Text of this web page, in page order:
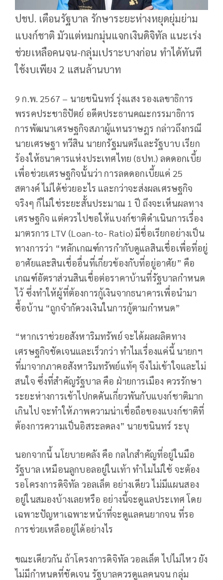
ปชป. เตือนรัฐบาล รักษาระยะห่างหยุดยุ่มย่าม
แบงก์ชาติ มัวแต่หมกมุ่นแจกเงินดิจิทัล แนะเร่ง
ช่วยเหลือคนจน-กลุ่มเปราะบางก่อน ทำได้ทันที
ใช้งบเพียง 2 แสนล้านบาท
9 ก.พ. 2567 – นายชนินทร์ รุ่งแสง รองเลขาธิการ
พรรคประชาธิปัตย์ อดีตประธานคณะกรรมาธิการ
การพัฒนาเศรษฐกิจสภาผู้แทนราษฎร กล่าวถึงกรณี
นายเศรษฐา ทวีสิน นายกรัฐมนตรีและรัฐบาบ เรียก
ร้องให้ธนาคารแห่งประเทศไทย (ธปท.) ลดดอกเบี้ย
เพื่อช่วยเศรษฐกิจนั้นว่า การลดดอกเบี้ยแค่ 25
สตางค์ ไม่ได้ช่วยอะไร และกว่าจะส่งผลเศรษฐกิจ
จริงๆ ก็ไม่ใช่ระยะสั้นประมาณ 1 ปี ถึงจะเห็นผลทาง
เศรษฐกิจ แต่ควรไปขอให้แบงก์ชาติดำเนินการเรื่อง
มาตรการ LTV (Loan-to- Ratio) มีชื่อเรียกอย่างเป็น
ทางการว่า “หลักเกณฑ์การกำกับดูแลสินเชื่อเพื่อที่อยู่
อาศัยและสินเชื่ออื่นที่เกี่ยวข้องกับที่อยู่อาศัย” คือ
เกณฑ์อัตราส่วนสินเชื่อต่อราคาบ้านที่รัฐบาลกำหนด
ไว้ ซึ่งทำให้ผู้ที่ต้องการกู้เงินจากธนาคารเพื่อนำมา
ซื้อบ้าน “ถูกจำกัดวงเงินในการกู้ตามกำหนด”
“หากเราช่วยอสังหาริมทรัพย์ จะได้ผลผลิตทาง
เศรษฐกิจชัดเจนและเร็วกว่า ทำไมเรื่องแค่นี้ นายกฯ
ที่มาจากภาคอสังหาริมทรัพย์แท้ๆ จึงไม่เข้าใจและไม่
สนใจ ซึ่งที่สำคัญรัฐบาล คือ ฝ่ายการเมือง ควรรักษา
ระยะห่างการเข้าไปกดดันเกี่ยวพันกับแบงก์ชาติมาก
เกินไป จะทำให้ภาพความน่าเชื่อถือของแบงก์ชาติที่
ต้องการความเป็นอิสระลดลง” นายชนินทร์ ระบุ
นอกจากนี้ นโยบายคลัง คือ กลไกสำคัญที่อยู่ในมือ
รัฐบาล เหมือนลูกบอลอยู่ในเท้า ทำไมไม่ใช้ จะต้อง
รอโครงการดิจิทัล วอลเล็ต อย่างเดียว ไม่มีแผนสอง
อยู่ในสมองบ้างเลยหรือ อย่างนี้จะดูแลประเทศ โดย
เฉพาะปัญหาเฉพาะหน้าที่จะดูแลคนยากจน ที่รอ
การช่วยเหลืออยู่ได้อย่างไร
ขณะเดียวกัน ถ้าโครงการดิจิทัล วอลเล็ต ไปไม่ไหว ยัง
ไม่มีกำหนดที่ชัดเจน รัฐบาลควรดูแลคนจน กลุ่ม